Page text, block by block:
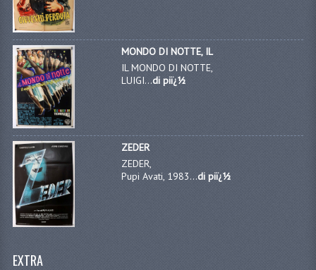
MONDO DI NOTTE, IL
IL MONDO DI NOTTE,
LUIGI...di piï¿½
ZEDER
ZEDER,
Pupi Avati, 1983...di piï¿½
EXTRA